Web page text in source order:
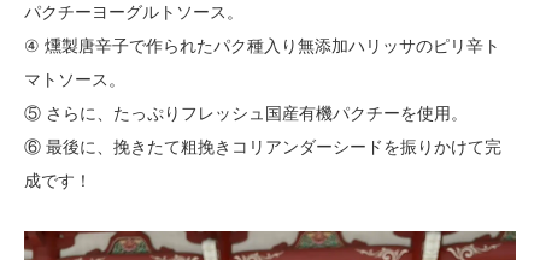
パクチーヨーグルトソース。
④ 燻製唐辛子で作られたパク種入り無添加ハリッサのピリ辛ト
マトソース。
⑤ さらに、たっぷりフレッシュ国産有機パクチーを使用。
⑥ 最後に、挽きたて粗挽きコリアンダーシードを振りかけて完
成です！